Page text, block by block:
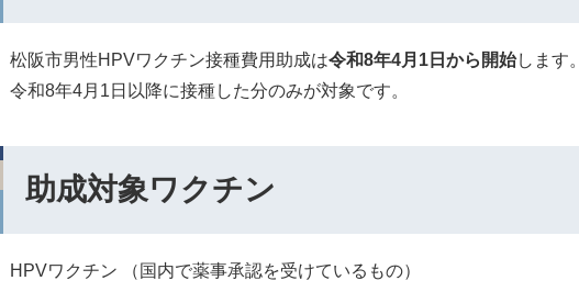
松阪市男性HPVワクチン接種費用助成は令和8年4月1日から開始します。
令和8年4月1日以降に接種した分のみが対象です。
助成対象ワクチン
HPVワクチン （国内で薬事承認を受けているもの）